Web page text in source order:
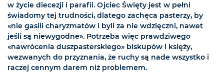
w życie diecezji i parafii. Ojciec Święty jest w pełni
świadomy tej trudności, dlatego zachęca pasterzy, by
«nie gasili charyzmatów i byli za nie wdzięczni, nawet
jeśli są niewygodne». Potrzeba więc prawdziwego
«nawrócenia duszpasterskiego» biskupów i księży,
wezwanych do przyznania, że ruchy są nade wszystko i
raczej cennym darem niż problemem.